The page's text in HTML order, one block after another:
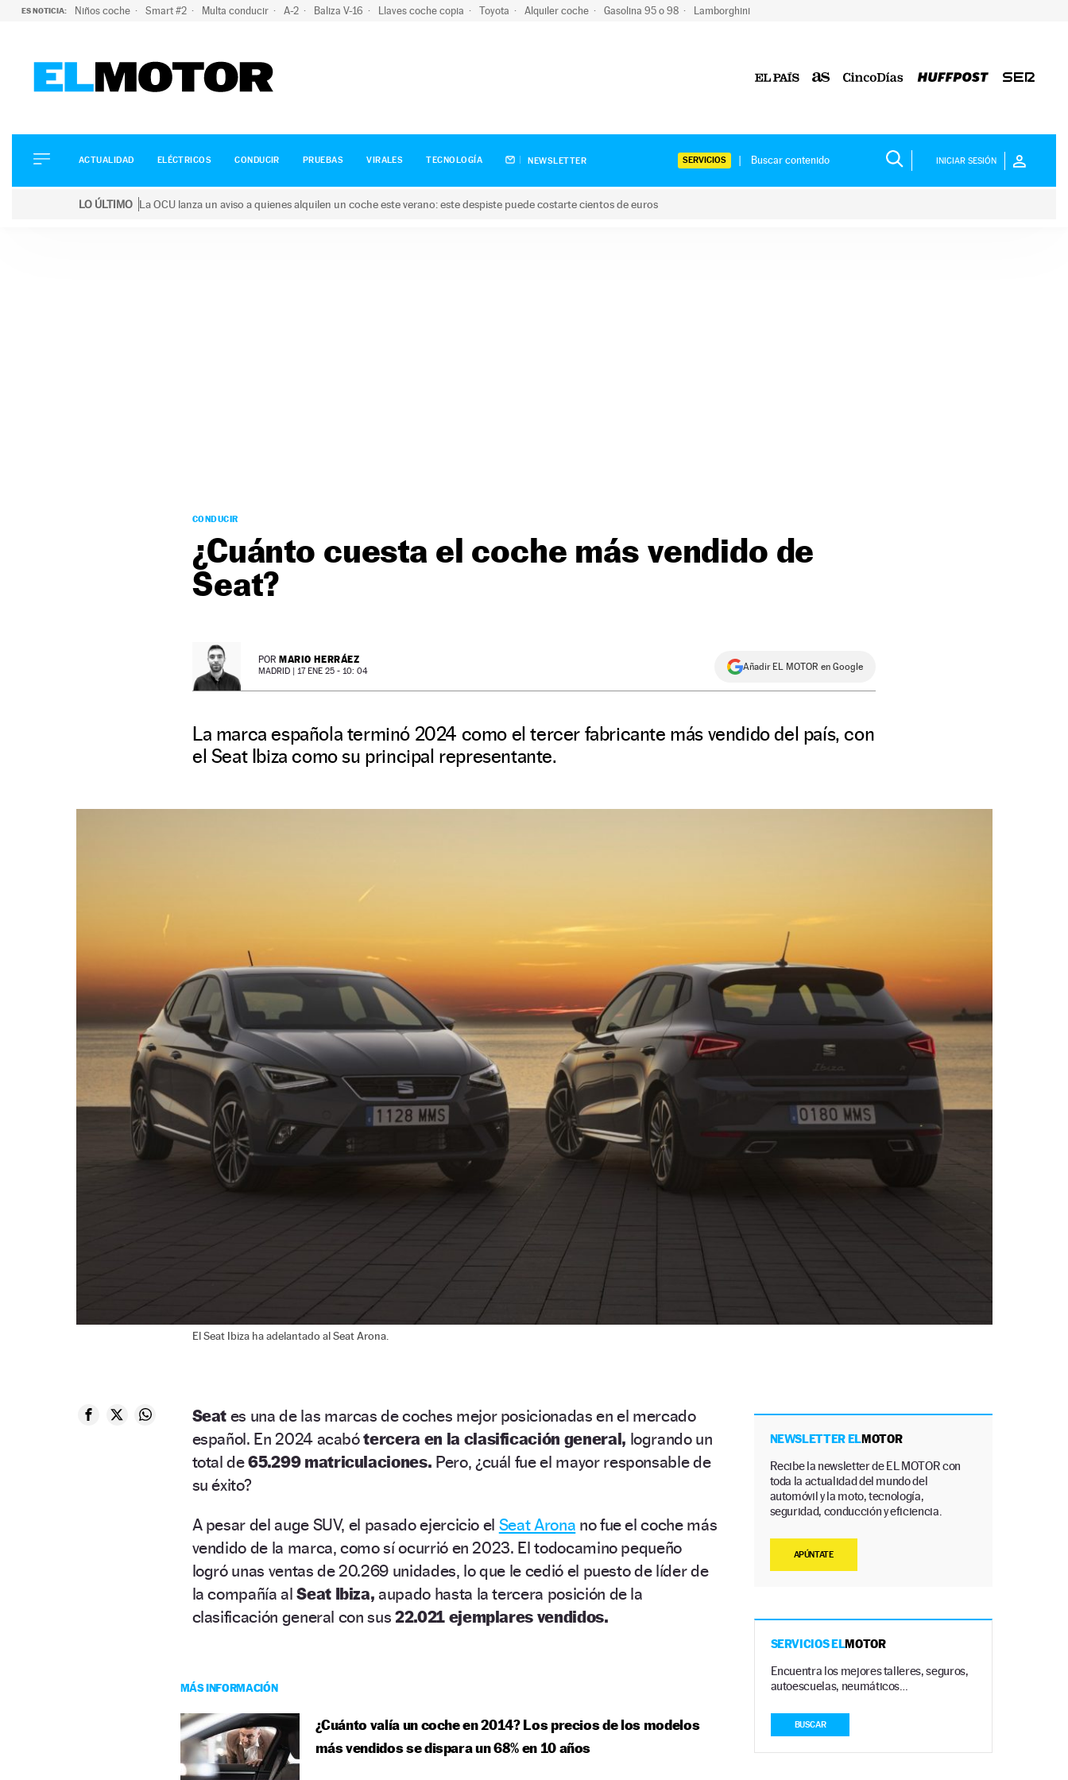
ES NOTICIA: Niños coche Smart #2 Multa conducir A-2 Baliza V-16 Llaves coche copia Toyota Alquiler coche Gasolina 95 o 98 Lamborghini
ELÉCTRICOS
CONDUCIR
ACTUALIDAD ELÉCTRICOS CONDUCIR PRUEBAS VIRALES TECNOLOGÍA NEWSLETTER SERVICIOS INICIAR SESIÓN
LO ÚLTIMO La OCU lanza un aviso a quienes alquilen un coche este verano: este despiste puede costarte cientos de euros
CONDUCIR
¿Cuánto cuesta el coche más vendido de
Seat?
POR MARIO HERRÁEZ
MADRID | 17 ENE 25 - 10: 04 Añadir EL MOTOR en Google
La marca española terminó 2024 como el tercer fabricante más vendido del país, con
el Seat Ibiza como su principal representante.
El Seat Ibiza ha adelantado al Seat Arona.
Seat es una de las marcas de coches mejor posicionadas en el mercado
español. En 2024 acabótercera en la clasificación general, logrando un
total de65.299 matriculaciones. Pero, ¿cuál fue el mayor responsable de
su éxito?
A pesar del auge SUV, el pasado ejercicio el Seat Arona no fue el coche más
vendido de la marca, como sí ocurrió en 2023. El todocamino pequeño
logró unas ventas de 20.269 unidades, lo que le cedió el puesto de líder de
la compañía alSeat Ibiza, aupado hasta la tercera posición de la
clasificación general con sus 22.021 ejemplares vendidos.
MÁS INFORMACIÓN
¿Cuánto valía un coche en 2014? Los precios de los modelos
más vendidos se dispara un 68% en 10 años
NEWSLETTER ELMOTOR
Recibe la newsletter de EL MOTOR con
toda la actualidad del mundo del
automóvil y la moto, tecnología,
seguridad, conducción y eficiencia.
APÚNTATE
SERVICIOS ELMOTOR
Encuentra los mejores talleres, seguros,
autoescuelas, neumáticos…
BUSCAR